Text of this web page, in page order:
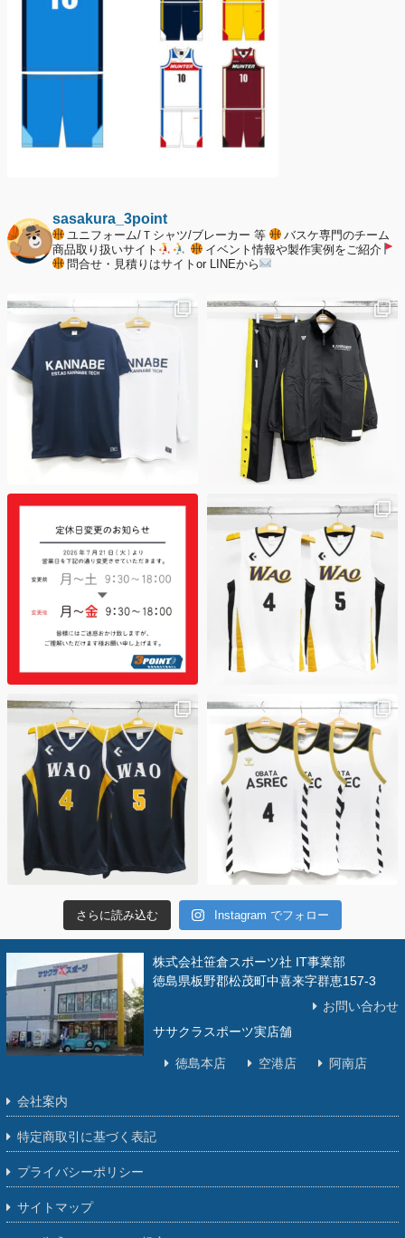
sasakura_3point
ユニフォーム/Ｔシャツ/ブレーカー 等
バスケ専門のチーム
商品取り扱いサイト
イベント情報や製作実例をご紹介
問合せ・見積りはサイトor LINEから
さらに読み込む Instagram でフォロー
株式会社笹倉スポーツ社 IT事業部
徳島県板野郡松茂町中喜来字群恵157-3
お問い合わせ
ササクラスポーツ実店舗
徳島本店 空港店 阿南店
会社案内
特定商取引に基づく表記
プライバシーポリシー
サイトマップ